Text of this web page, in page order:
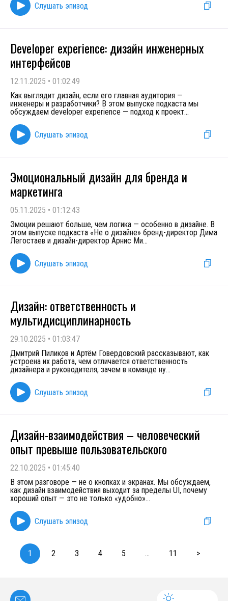
Слушать эпизод
Developer experience: дизайн инженерных
интерфейсов
12.11.2025 • 01:02:49
Как выглядит дизайн, если его главная аудитория —
инженеры и разработчики? В этом выпуске подкаста мы
обсуждаем developer experience — подход к проект...
Слушать эпизод
Эмоциональный дизайн для бренда и
маркетинга
05.11.2025 • 01:12:43
Эмоции решают больше, чем логика — особенно в дизайне. В
этом выпуске подкаста «Не о дизайне» бренд-директор Дима
Легостаев и дизайн-директор Арнис Ми...
Слушать эпизод
Дизайн: ответственность и
мультидисциплинарность
29.10.2025 • 01:03:47
Дмитрий Пиликов и Артём Говердовский рассказывают, как
устроена их работа, чем отличается ответственность
дизайнера и руководителя, зачем в команде ну...
Слушать эпизод
Дизайн-взаимодействия – человеческий
опыт превыше пользовательского
22.10.2025 • 01:45:40
В этом разговоре — не о кнопках и экранах. Мы обсуждаем,
как дизайн взаимодействия выходит за пределы UI, почему
хороший опыт — это не только «удобно»...
Слушать эпизод
1 2 3 4 5 ... 11 >